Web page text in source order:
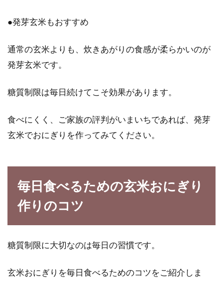
●発芽玄米もおすすめ
通常の玄米よりも、炊きあがりの食感が柔らかいのが
発芽玄米です。
糖質制限は毎日続けてこそ効果があります。
食べにくく、ご家族の評判がいまいちであれば、発芽
玄米でおにぎりを作ってみてください。
毎日食べるための玄米おにぎり
作りのコツ
糖質制限に大切なのは毎日の習慣です。
玄米おにぎりを毎日食べるためのコツをご紹介しま